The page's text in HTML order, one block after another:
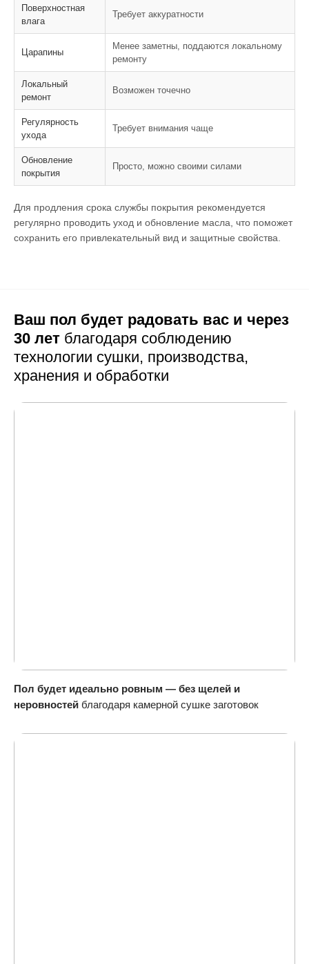
Поверхностная
влага
Требует аккуратности
Царапины
Менее заметны, поддаются локальному
ремонту
Локальный
ремонт
Возможен точечно
Регулярность
ухода
Требует внимания чаще
Обновление
покрытия
Просто, можно своими силами
Для продления срока службы покрытия рекомендуется
регулярно проводить уход и обновление масла, что поможет
сохранить его привлекательный вид и защитные свойства.
Ваш пол будет радовать вас и через
30 лет благодаря соблюдению
технологии сушки, производства,
хранения и обработки
Пол будет идеально ровным — без щелей и
неровностей благодаря камерной сушке заготовок